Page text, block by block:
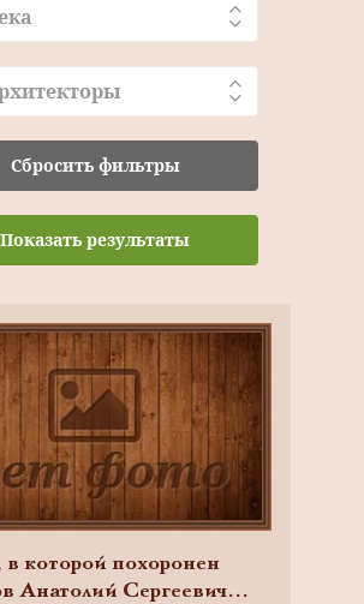
Сбросить фильтры
Показать результаты
которой похоронен
Анатолий Сергеевич